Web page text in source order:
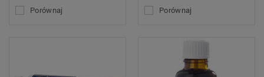
Porównaj Porównaj